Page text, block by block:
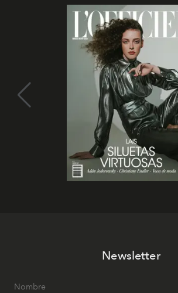
Newsletter